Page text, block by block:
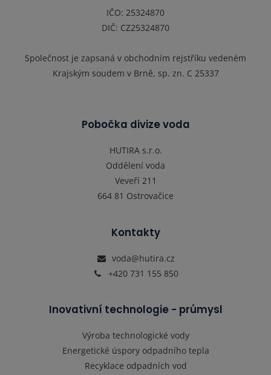
IČO: 25324870
DIČ: CZ25324870
Společnost je zapsaná v obchodním rejstříku vedeném
Krajským soudem v Brně, sp. zn. C 25337
Pobočka divize voda
HUTIRA s.r.o.
Oddělení voda
Veveří 211
664 81 Ostrovačice
Kontakty
voda@hutira.cz
+420 731 155 850
Inovativní technologie - průmysl
Výroba technologické vody
Energetické úspory odpadního tepla
Recyklace odpadních vod